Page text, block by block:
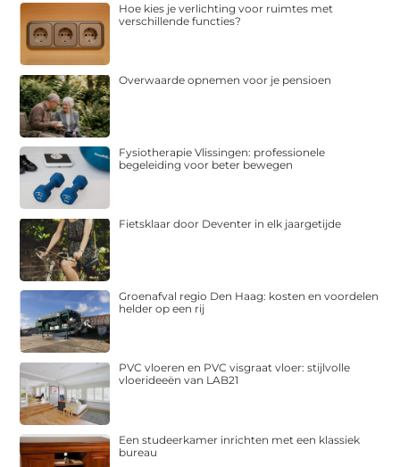
Hoe kies je verlichting voor ruimtes met
verschillende functies?
Overwaarde opnemen voor je pensioen
Fysiotherapie Vlissingen: professionele
begeleiding voor beter bewegen
Fietsklaar door Deventer in elk jaargetijde
Groenafval regio Den Haag: kosten en voordelen
helder op een rij
PVC vloeren en PVC visgraat vloer: stijlvolle
vloerideeën van LAB21
Een studeerkamer inrichten met een klassiek
bureau